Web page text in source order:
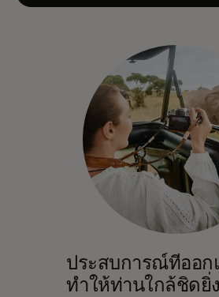
ประสบการณ์ที่ออก
ทำให้ท่านใกล้ชิดยิ่